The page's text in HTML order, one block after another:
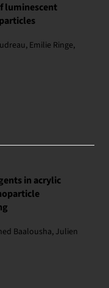
luminescent
Emilie Ringe,
in acrylic
Baalousha, Julien